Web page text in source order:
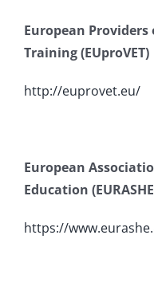
European
Training (EUproVET)
http://euprovet.eu/
European
Education
https://